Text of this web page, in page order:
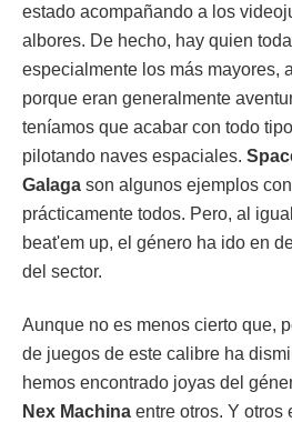
estado acompañando a los
albores. De hecho, hay quien
especialmente los más mayores,
porque eran generalmente
teníamos que acabar con todo
pilotando naves espaciales.
Galaga son algunos ejemplos
prácticamente todos. Pero, al
beat'em up, el género ha ido en
del sector.
Aunque no es menos cierto que,
de juegos de este calibre ha
hemos encontrado joyas del
Nex Machina entre otros. Y otros